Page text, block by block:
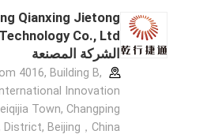
Qianxing Jietong
الشركة المصنعة
4016, Building B,
Innovation
Town, Changping
District, Beijing，China ,الصين